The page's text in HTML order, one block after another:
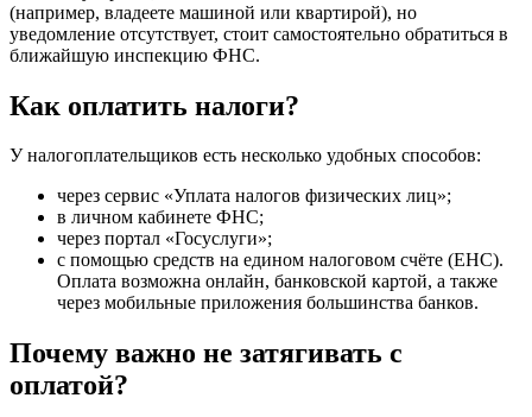
(например, владеете машиной или квартирой), но
уведомление отсутствует, стоит самостоятельно обратиться в
ближайшую инспекцию ФНС.
Как оплатить налоги?
У налогоплательщиков есть несколько удобных способов:
через сервис «Уплата налогов физических лиц»;
в личном кабинете ФНС;
через портал «Госуслуги»;
с помощью средств на едином налоговом счёте (ЕНС).
Оплата возможна онлайн, банковской картой, а также
через мобильные приложения большинства банков.
Почему важно не затягивать с
оплатой?